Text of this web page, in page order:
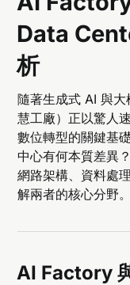
Data
析
隨著生成式 AI 與
慧工廠）正以驚人
數位轉型的關鍵基
中心有何本質差異
網路架構、資料處
解兩者的核心分野。
AI Factory